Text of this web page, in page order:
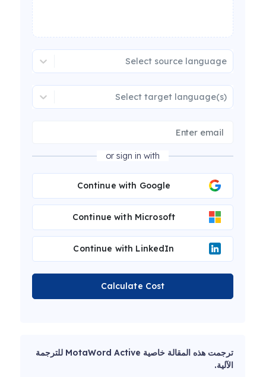
Select source language
Select target language(s)
or sign in with
Continue with Google
Continue with Microsoft
Continue with LinkedIn
Calculate Cost
ترجمت هذه المقالة خاصية MotaWord Active للترجمة
الآلية.